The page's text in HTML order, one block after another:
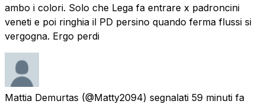
ambo i colori. Solo che Lega fa entrare x padroncini
veneti e poi ringhia il PD persino quando ferma flussi si
vergogna. Ergo perdi
Mattia Demurtas (@Matty2094) segnalati 59 minuti fa